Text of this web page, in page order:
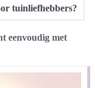
tuinliefhebbers?
eenvoudig met